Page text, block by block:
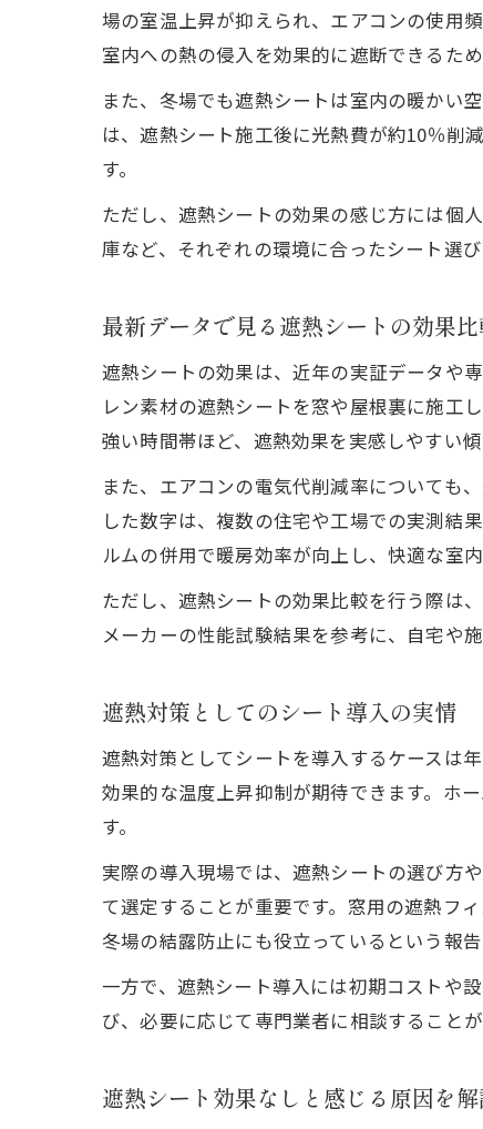
場の室温上昇が抑えられ、エアコンの使用
室内への熱の侵入を効果的に遮断できるため
また、冬場でも遮熱シートは室内の暖かい
は、遮熱シート施工後に光熱費が約10％削
す。
ただし、遮熱シートの効果の感じ方には個
庫など、それぞれの環境に合ったシート選
最新データで見る遮熱シートの効果比
遮熱シートの効果は、近年の実証データや
レン素材の遮熱シートを窓や屋根裏に施工
強い時間帯ほど、遮熱効果を実感しやすい傾
また、エアコンの電気代削減率についても
した数字は、複数の住宅や工場での実測結
ルムの併用で暖房効率が向上し、快適な室
ただし、遮熱シートの効果比較を行う際は
メーカーの性能試験結果を参考に、自宅や
遮熱対策としてのシート導入の実情
遮熱対策としてシートを導入するケースは
効果的な温度上昇抑制が期待できます。ホ
す。
実際の導入現場では、遮熱シートの選び方
て選定することが重要です。窓用の遮熱フ
冬場の結露防止にも役立っているという報告
一方で、遮熱シート導入には初期コストや
び、必要に応じて専門業者に相談することが
遮熱シート効果なしと感じる原因を解